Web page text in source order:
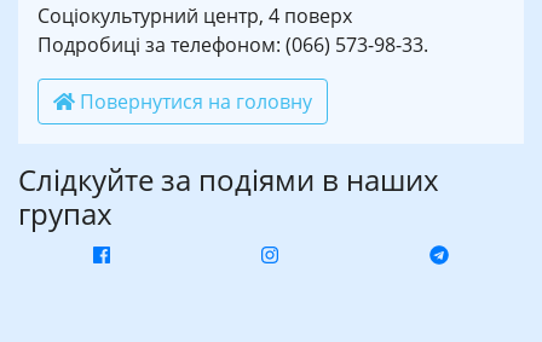
Соціокультурний центр, 4 поверх
Подробиці за телефоном: (066) 573-98-33.
Повернутися на головну
Слідкуйте за подіями в наших
групах